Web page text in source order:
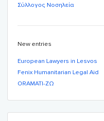
Σύλλογος Νοσηλεία
New entries
European Lawyers in Lesvos
Fenix Humanitarian Legal Aid
ORAMATI-ΖΩ